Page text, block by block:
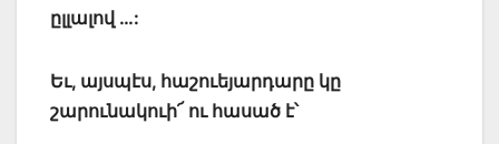
ըլլալով …:
Եւ, այսպէս, հաշուեյարդարը կը
շարունակուի՜ ու հասած է՝